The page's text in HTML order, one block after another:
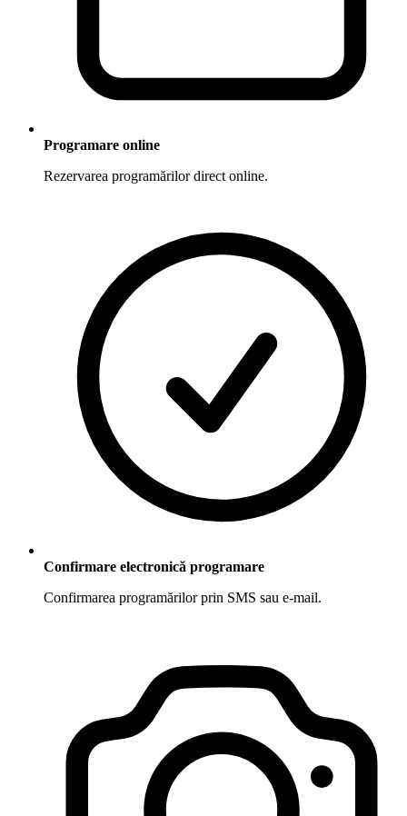
Programare online
Rezervarea programărilor direct online.
Confirmare electronică programare
Confirmarea programărilor prin SMS sau e-mail.